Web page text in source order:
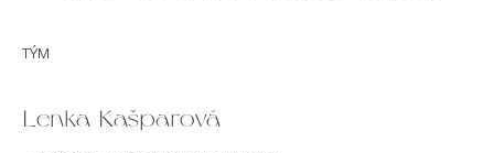
TÝM
Lenka Kašparová